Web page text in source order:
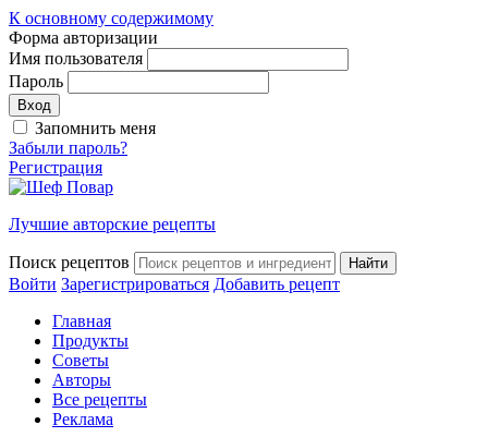
К основному содержимому
Форма авторизации
Имя пользователя
Пароль
Запомнить меня
Забыли пароль?
Регистрация
Лучшие авторские рецепты
Поиск рецептов
Войти Зарегистрироваться Добавить рецепт
Главная
Продукты
Советы
Авторы
Все рецепты
Реклама